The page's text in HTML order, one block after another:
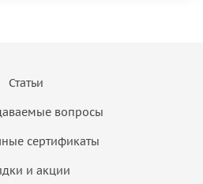
Статьи
вопросы
сертификаты
и акции